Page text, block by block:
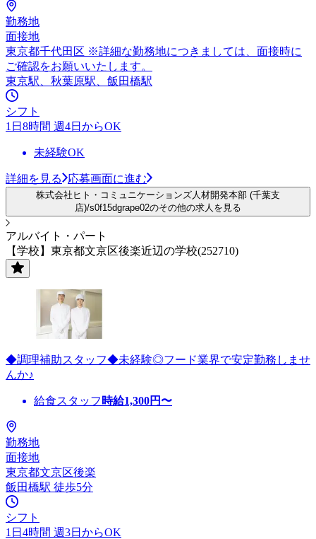
勤務地
面接地
東京都千代田区 ※詳細な勤務地につきましては、面接時に
ご確認をお願いいたします。
東京駅、秋葉原駅、飯田橋駅
シフト
1日8時間 週4日からOK
未経験OK
詳細を見る 応募画面に進む
株式会社ヒト・コミュニケーションズ人材開発本部 (千葉支
店)/s0f15dgrape02のその他の求人を見る
アルバイト・パート
【学校】東京都文京区後楽近辺の学校(252710)
◆調理補助スタッフ◆未経験◎フード業界で安定勤務しませ
んか♪
給食スタッフ 時給1,300円〜
勤務地
面接地
東京都文京区後楽
飯田橋駅 徒歩5分
シフト
1日4時間 週3日からOK